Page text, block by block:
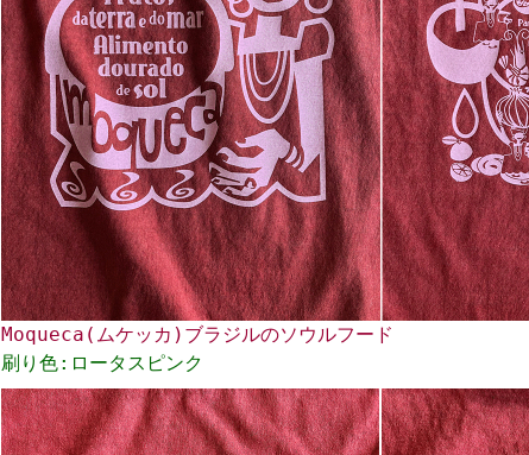
Moqueca(ムケッカ)ブラジルのソウルフード
刷り色:ロータスピンク